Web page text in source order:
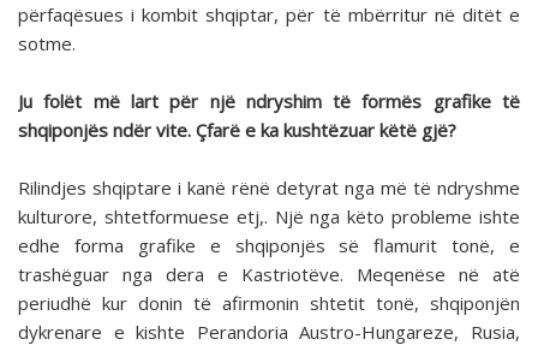
përfaqësues i kombit shqiptar, për të mbërritur në ditët e
sotme.
Ju folët më lart për një ndryshim të formës grafike të
shqiponjës ndër vite. Çfarë e ka kushtëzuar këtë gjë?
Rilindjes shqiptare i kanë rënë detyrat nga më të ndryshme
kulturore, shtetformuese etj,. Një nga këto probleme ishte
edhe forma grafike e shqiponjës së flamurit tonë, e
trashëguar nga dera e Kastriotëve. Meqenëse në atë
periudhë kur donin të afirmonin shtetit tonë, shqiponjën
dykrenare e kishte Perandoria Austro-Hungareze, Rusia,